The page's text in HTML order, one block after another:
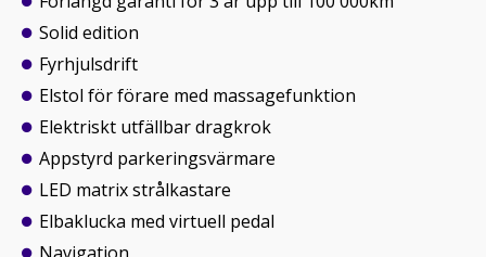
Solid edition
Fyrhjulsdrift
Elstol för förare med massagefunktion
Elektriskt utfällbar dragkrok
Appstyrd parkeringsvärmare
LED matrix strålkastare
Elbaklucka med virtuell pedal